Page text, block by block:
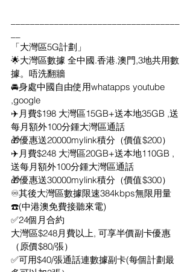
「大灣區5G計劃」
🌟大灣區數據 全中國.香港.澳門,3地共用數
據。唔洗翻牆
🚘身處中國自由使用whatapps youtube
,google
✈️月費$198 大灣區15GB+送本地35GB ,送
每月額外100分鍾大灣區通話
🎁優惠送20000mylink積分（價值$200）
✈️月費$248 大灣區20GB+送本地110GB ,
送每月額外100分鍾大灣區通話
🎁優惠送30000mylink積分（價值$300）
♾其後大灣區數據限速384kbps無限用量
☎️(中港澳免費接聽來電)
✅24個月合約
大灣區$248月費以上, 可享半價副卡優惠
（原價$80/張）
✅可用$40/張通話連數據副卡(每個計劃最